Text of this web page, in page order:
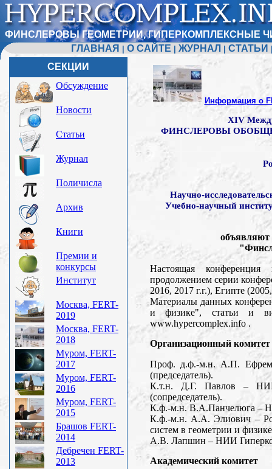
ФИНСЛЕРОВЫ ГЕОМЕТРИИ, ГИПЕРКОМПЛЕКСНЫЕ
ГЛАВНАЯ
О САЙТЕ ЖУРНАЛ СТАТЬИ
СЕКЦИИ
Обсуждение
Новости
Статьи
Журнал
Поличисла
Архив
Книги
Премии и
конкурсы
Институт
Москва, FERT-
2019
Москва, FERT-
2018
Муром, FERT-
2017
Муром, FERT-
2016
Муром, FERT-
2015
Брашов FERT-
2014
Дебречен FERT-
2013
Информация о
XIV
ФИНСЛЕРОВЫ
Научно-
Учебно-научный
объявляют
Настоящая
продолжением серии
2016, 2017 г.г.), Египте
Материалы данных
и физике", статьи и
www.hypercomplex.info .
Организационный комитет
Проф. д.ф.-м.н. А.П.
(председатель).
К.т.н. Д.Г. Павлов – НИИ
(coпредседатель).
К.ф.-м.н. В.A.Панчелюга –
К.ф.-м.н. А.A. Элиович –
систем в геометрии и
А.В. Лапшин – НИИ
Академический комитет